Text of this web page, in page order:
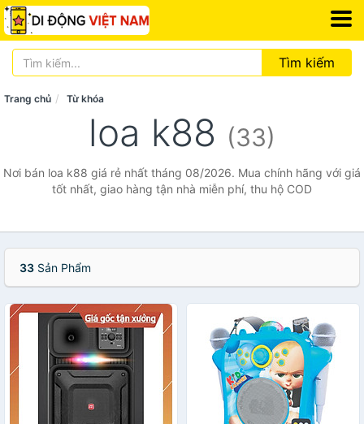
Tìm kiếm
Trang chủ Từ khóa
loa k88 (33)
Nơi bán loa k88 giá rẻ nhất tháng 08/2026. Mua chính hãng với giá
tốt nhất, giao hàng tận nhà miễn phí, thu hộ COD
33 Sản Phẩm